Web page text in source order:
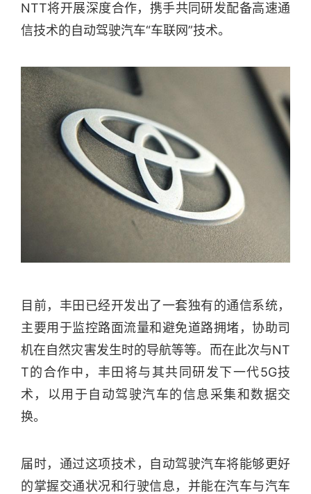
NTT将开展深度合作，携手共同研发配备高速通
信技术的自动驾驶汽车“车联网”技术。
目前，丰田已经开发出了一套独有的通信系统，
主要用于监控路面流量和避免道路拥堵，协助司
机在自然灾害发生时的导航等等。而在此次与NT
T的合作中，丰田将与其共同研发下一代5G技
术，以用于自动驾驶汽车的信息采集和数据交
换。
届时，通过这项技术，自动驾驶汽车将能够更好
的掌握交通状况和行驶信息，并能在汽车与汽车